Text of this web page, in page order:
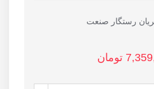
تومان